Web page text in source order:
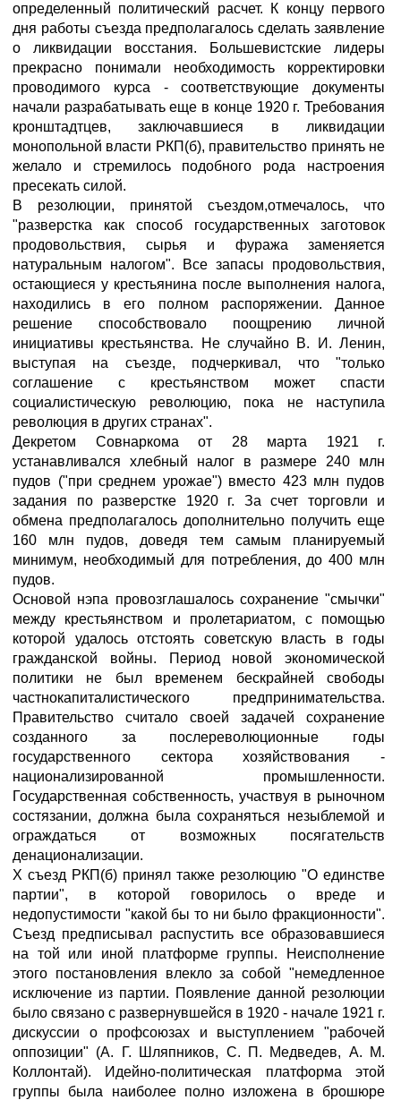
определенный политический расчет. К концу первого
дня работы съезда предполагалось сделать заявление
о ликвидации восстания. Большевистские лидеры
прекрасно понимали необходимость корректировки
проводимого курса - соответствующие документы
начали разрабатывать еще в конце 1920 г. Требования
кронштадтцев, заключавшиеся в ликвидации
монопольной власти РКП(б), правительство принять не
желало и стремилось подобного рода настроения
пресекать силой.
В резолюции, принятой съездом,отмечалось, что
"разверстка как способ государственных заготовок
продовольствия, сырья и фуража заменяется
натуральным налогом". Все запасы продовольствия,
остающиеся у крестьянина после выполнения налога,
находились в его полном распоряжении. Данное
решение способствовало поощрению личной
инициативы крестьянства. Не случайно В. И. Ленин,
выступая на съезде, подчеркивал, что "только
соглашение с крестьянством может спасти
социалистическую революцию, пока не наступила
революция в других странах".
Декретом Совнаркома от 28 марта 1921 г.
устанавливался хлебный налог в размере 240 млн
пудов ("при среднем урожае") вместо 423 млн пудов
задания по разверстке 1920 г. За счет торговли и
обмена предполагалось дополнительно получить еще
160 млн пудов, доведя тем самым планируемый
минимум, необходимый для потребления, до 400 млн
пудов.
Основой нэпа провозглашалось сохранение "смычки"
между крестьянством и пролетариатом, с помощью
которой удалось отстоять советскую власть в годы
гражданской войны. Период новой экономической
политики не был временем бескрайней свободы
частнокапиталистического предпринимательства.
Правительство считало своей задачей сохранение
созданного за послереволюционные годы
государственного сектора хозяйствования -
национализированной промышленности.
Государственная собственность, участвуя в рыночном
состязании, должна была сохраняться незыблемой и
ограждаться от возможных посягательств
денационализации.
X съезд РКП(б) принял также резолюцию "О единстве
партии", в которой говорилось о вреде и
недопустимости "какой бы то ни было фракционности".
Съезд предписывал распустить все образовавшиеся
на той или иной платформе группы. Неисполнение
этого постановления влекло за собой "немедленное
исключение из партии. Появление данной резолюции
было связано с развернувшейся в 1920 - начале 1921 г.
дискуссии о профсоюзах и выступлением "рабочей
оппозиции" (А. Г. Шляпников, С. П. Медведев, А. М.
Коллонтай). Идейно-политическая платформа этой
группы была наиболее полно изложена в брошюре